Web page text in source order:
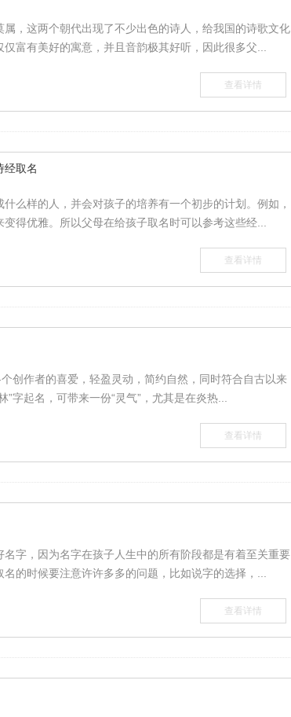
，这两个朝代出现了不少出色的诗人，给我国的诗歌文化
富有美好的寓意，并且音韵极其好听，因此很多父...
查看详情
经取名
么样的人，并会对孩子的培养有一个初步的计划。例如，
得优雅。所以父母在给孩子取名时可以参考这些经...
查看详情
创作者的喜爱，轻盈灵动，简约自然，同时符合自古以来
字起名，可带来一份“灵气”，尤其是在炎热...
查看详情
字，因为名字在孩子人生中的所有阶段都是有着至关重要
的时候要注意许许多多的问题，比如说字的选择，...
查看详情